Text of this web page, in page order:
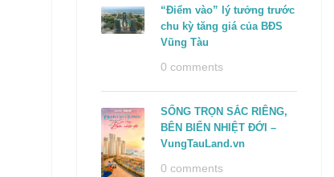
“Điểm vào” lý tưởng trước
chu kỳ tăng giá của BĐS
Vũng Tàu
0 comments
SỐNG TRỌN SẮC RIÊNG,
BÊN BIỂN NHIỆT ĐỚI –
VungTauLand.vn
0 comments